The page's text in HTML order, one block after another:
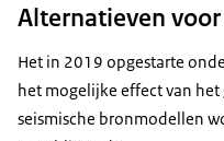
Alternatieven
Het in 2019 opgestarte
het mogelijke effect van
seismische bronmodellen